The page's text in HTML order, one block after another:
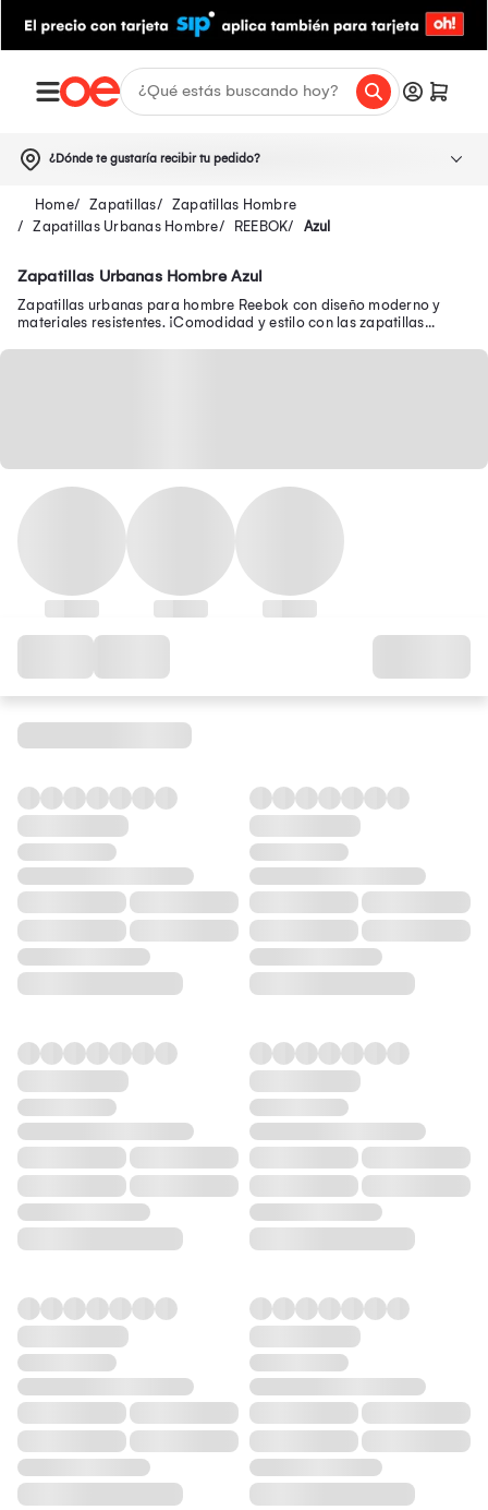
¿Dónde te gustaría recibir tu pedido?
Zapatillas
Zapatillas Hombre
Zapatillas Urbanas Hombre
REEBOK Azul
Zapatillas Urbanas Hombre Azul
Zapatillas urbanas para hombre Reebok con diseño moderno y
materiales resistentes. ¡Comodidad y estilo con las zapatillas